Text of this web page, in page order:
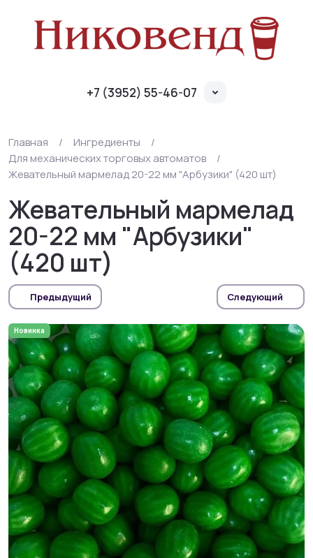
+7 (3952) 55-46-07
Главная / Ингредиенты
/
Для механических торговых автоматов
/
Жевательный мармелад 20-22 мм "Арбузики" (420 шт)
Жевательный мармелад
20-22 мм "Арбузики"
(420 шт)
Предыдущий Следующий
Новинка